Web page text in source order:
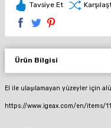
Tavsiye Et
Ürün Bilgisi
El ile ulaşılamayan yüzeyler için
https://www.igeax.com/en/items/